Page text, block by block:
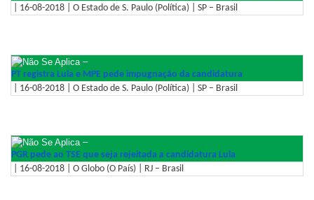
| 16-08-2018 | O Estado de S. Paulo (Política) | SP – Brasil
–
PT registra Lula e MPE pede impugnação da candidatura
| 16-08-2018 | O Estado de S. Paulo (Política) | SP – Brasil
–
PGR pede ao TSE que seja rejeitada a candidatura Lula
| 16-08-2018 | O Globo (O País) | RJ – Brasil